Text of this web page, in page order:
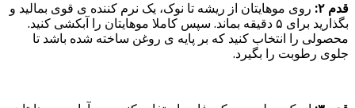
قدم ۲:
روی موهایتان از ریشه تا نوک، یک نرم کننده ی قوی بمالید و
بگذارید برای ۵ دقیقه بماند. سپس کاملا موهایتان را آبکشی کنید.
محصولی را انتخاب کنید که بر پایه ی روغن ساخته شده باشد تا
جلوی رطوبت را بگیرد.